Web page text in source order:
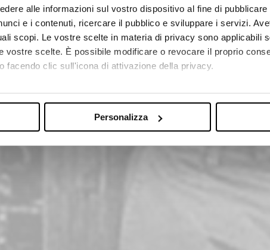
alle informazioni sul vostro dispositivo al fine di pubblicare
e i contenuti, ricercare il pubblico e sviluppare i servizi.
scopi. Le vostre scelte in materia di privacy sono applicabili
vostre scelte. È possibile modificare o revocare il proprio
facendo clic sull'icona di attivazione della privacy.
anche:
scansionandolo attivamente alla ricerca di caratteristiche
i tuoi dati personali e imposta le tue preferenze nella
in qualsiasi momento dalla Dichiarazione sui cookie.
contenuti ed annunci, per fornire funzionalità dei social
informazioni sul modo in cui utilizza il nostro sito con i
dei loro servizi.
Personalizza
THE FUTURE, TOGETHER